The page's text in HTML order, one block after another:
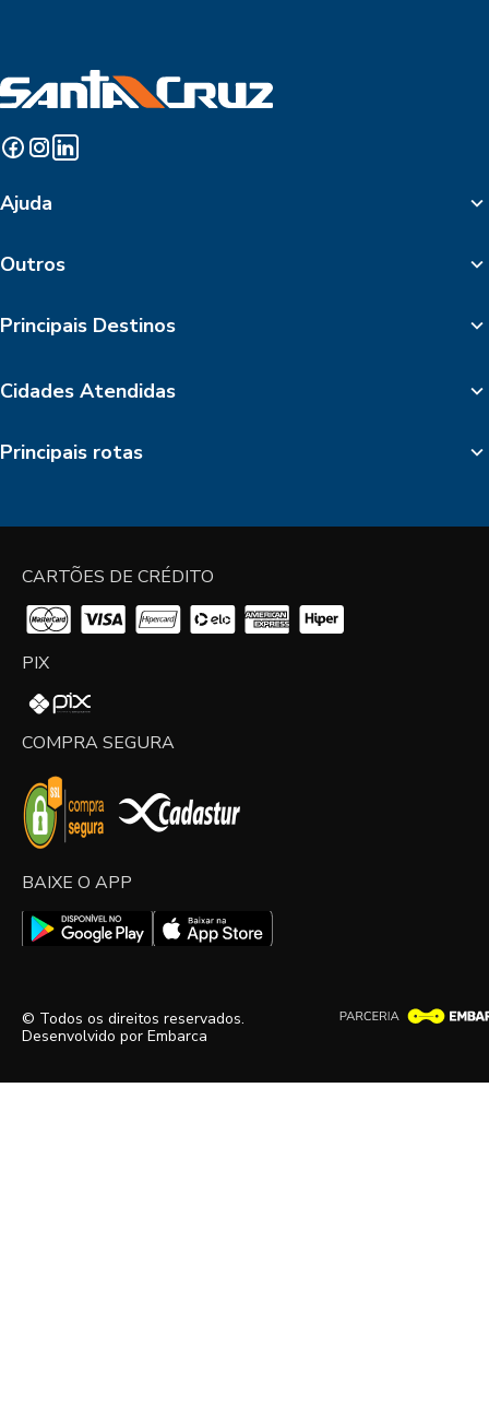
Ajuda
Outros
Principais Destinos
Cidades Atendidas
Principais rotas
CARTÕES DE CRÉDITO
PIX
COMPRA SEGURA
BAIXE O APP
© Todos os direitos reservados.
Desenvolvido por Embarca